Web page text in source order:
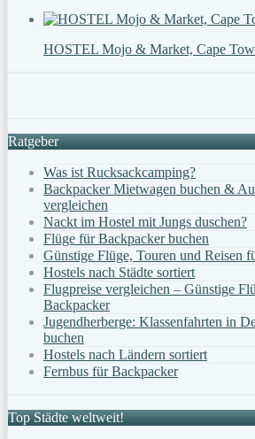
HOSTEL Mojo & Market, Cape
Ratgeber
Was ist Rucksackcamping?
Backpacker Mietwagen buchen &
vergleichen
Nackt im Hostel mit Jungs duschen?
Flüge für Backpacker buchen
Günstige Flüge, Touren und Reisen
Hostels nach Städte sortiert
Flugpreise vergleichen – Günstige
Backpacker
Jugendherberge: Klassenfahrten in
buchen
Hostels nach Ländern sortiert
Fernbus für Backpacker
Top Städte weltweit!